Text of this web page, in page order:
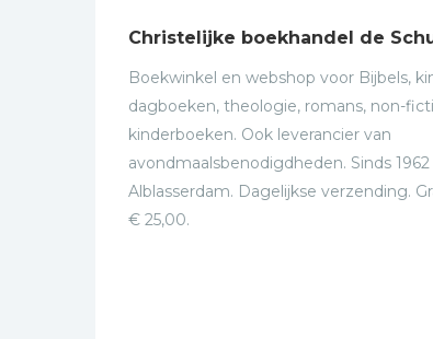
Christelijke boekhandel de
Boekwinkel en webshop voor Bijbels,
dagboeken, theologie, romans, non-
kinderboeken. Ook leverancier van
avondmaalsbenodigdheden. Sinds
Alblasserdam. Dagelijkse verzending.
€ 25,00.